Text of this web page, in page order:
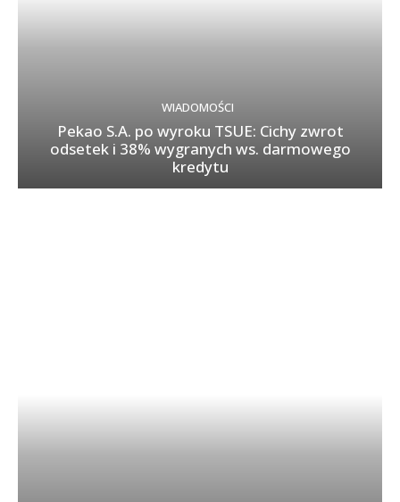
WIADOMOŚCI
Pekao S.A. po wyroku TSUE: Cichy zwrot
odsetek i 38% wygranych ws. darmowego
kredytu